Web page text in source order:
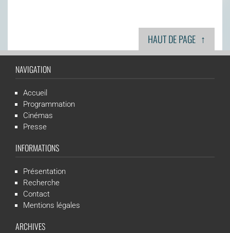
HAUT DE PAGE ↑
NAVIGATION
Accueil
Programmation
Cinémas
Presse
INFORMATIONS
Présentation
Recherche
Contact
Mentions légales
ARCHIVES